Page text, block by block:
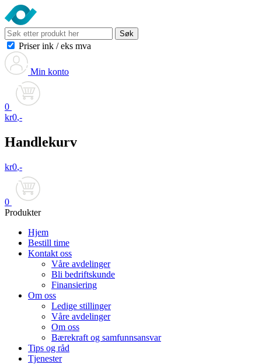
Søk
Priser ink / eks mva
Min konto
0
kr0,-
Handlekurv
kr0,-
0
Produkter
Hjem
Bestill time
Kontakt oss
Våre avdelinger
Bli bedriftskunde
Finansiering
Om oss
Ledige stillinger
Våre avdelinger
Om oss
Bærekraft og samfunnsansvar
Tips og råd
Tjenester